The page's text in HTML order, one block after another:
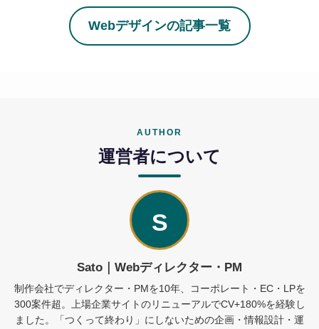
Webデザインの記事一覧
AUTHOR
運営者について
S
Sato｜Webディレクター・PM
制作会社でディレクター・PMを10年、コーポレート・EC・LPを
300案件超。上場企業サイトのリニューアルでCV+180%を経験し
ました。「つくって終わり」にしないための企画・情報設計・運